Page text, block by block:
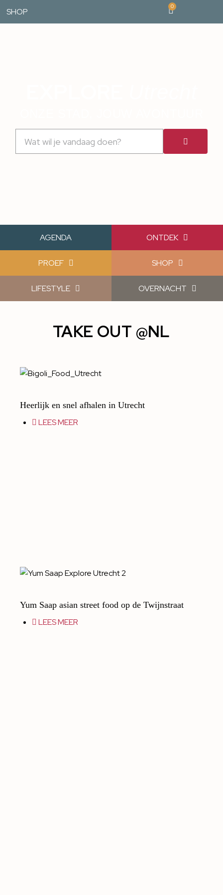
SHOP
0
AGENDA ONTDEK
PROEF SHOP
LIFESTYLE OVERNACHT
TAKE OUT @NL
Heerlijk en snel afhalen in Utrecht
LEES MEER
Yum Saap asian street food op de Twijnstraat
LEES MEER